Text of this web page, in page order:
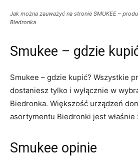
Jak można zauważyć na stronie SMUKEE –
Biedronka
Smukee – gdzie
Smukee – gdzie kupić? Wszystkie
dostaniesz tylko i wyłącznie w
Biedronka. Większość urządzeń
asortymentu Biedronki jest właśnie
Smukee opinie